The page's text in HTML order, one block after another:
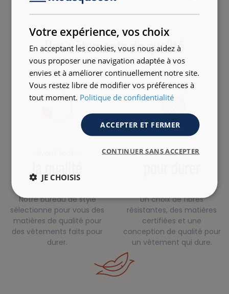
Des vêtements de qualité
la qualité
Notre bureau de style
sélectionne pour vous des
matières de qualité pour
des vêtements faits pour
durer.
Des vêtements
Un choix de fibres
résistantes, des matières
certifiées et une
conception de qualité pour
un vêtement qui dure.
Votre expérience, vos choix
En acceptant les cookies, vous nous aidez à
vous proposer une navigation adaptée à vos
envies et à améliorer continuellement notre site.
Vous restez libre de modifier vos préférences à
tout moment. Politique de confidentialité
ACCEPTER ET FERMER
CONTINUER SANS ACCEPTER
JE CHOISIS